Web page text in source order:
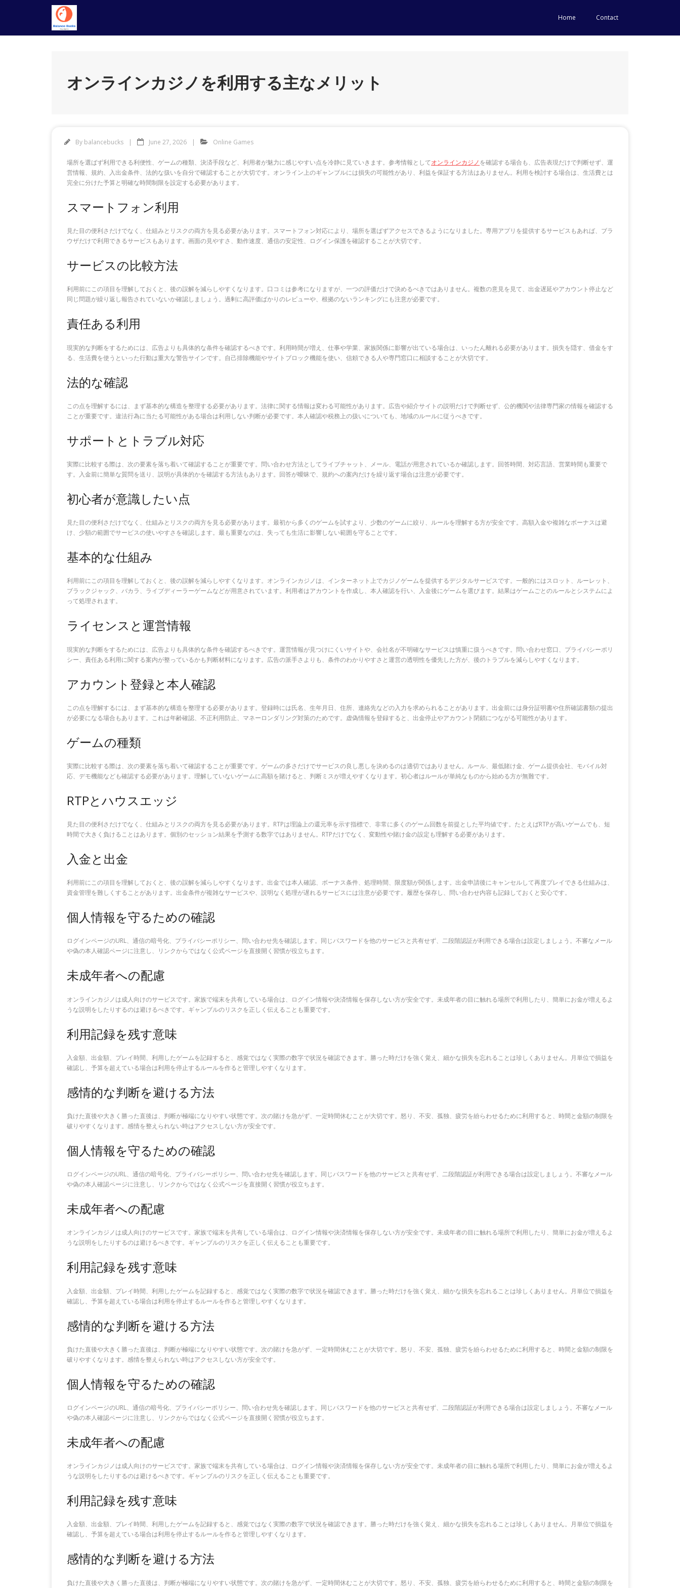
Home Contact
オンラインカジノを利用する主なメリット
By balancebucks June 27, 2026 Online Games
場所を選ばず利用できる利便性、ゲームの種類、決済手段など、利用者が魅力に感じやすい点を冷静に見ていきます。参考情報としてオンラインカジノを確認する場合も、広告表現だけで判断せず、運
営情報、規約、入出金条件、法的な扱いを自分で確認することが大切です。オンライン上のギャンブルには損失の可能性があり、利益を保証する方法はありません。利用を検討する場合は、生活費とは
完全に分けた予算と明確な時間制限を設定する必要があります。
スマートフォン利用
見た目の便利さだけでなく、仕組みとリスクの両方を見る必要があります。スマートフォン対応により、場所を選ばずアクセスできるようになりました。専用アプリを提供するサービスもあれば、ブラ
ウザだけで利用できるサービスもあります。画面の見やすさ、動作速度、通信の安定性、ログイン保護を確認することが大切です。
サービスの比較方法
利用前にこの項目を理解しておくと、後の誤解を減らしやすくなります。口コミは参考になりますが、一つの評価だけで決めるべきではありません。複数の意見を見て、出金遅延やアカウント停止など
同じ問題が繰り返し報告されていないか確認しましょう。過剰に高評価ばかりのレビューや、根拠のないランキングにも注意が必要です。
責任ある利用
現実的な判断をするためには、広告よりも具体的な条件を確認するべきです。利用時間が増え、仕事や学業、家族関係に影響が出ている場合は、いったん離れる必要があります。損失を隠す、借金をす
る、生活費を使うといった行動は重大な警告サインです。自己排除機能やサイトブロック機能を使い、信頼できる人や専門窓口に相談することが大切です。
法的な確認
この点を理解するには、まず基本的な構造を整理する必要があります。法律に関する情報は変わる可能性があります。広告や紹介サイトの説明だけで判断せず、公的機関や法律専門家の情報を確認する
ことが重要です。違法行為に当たる可能性がある場合は利用しない判断が必要です。本人確認や税務上の扱いについても、地域のルールに従うべきです。
サポートとトラブル対応
実際に比較する際は、次の要素を落ち着いて確認することが重要です。問い合わせ方法としてライブチャット、メール、電話が用意されているか確認します。回答時間、対応言語、営業時間も重要で
す。入金前に簡単な質問を送り、説明が具体的かを確認する方法もあります。回答が曖昧で、規約への案内だけを繰り返す場合は注意が必要です。
初心者が意識したい点
見た目の便利さだけでなく、仕組みとリスクの両方を見る必要があります。最初から多くのゲームを試すより、少数のゲームに絞り、ルールを理解する方が安全です。高額入金や複雑なボーナスは避
け、少額の範囲でサービスの使いやすさを確認します。最も重要なのは、失っても生活に影響しない範囲を守ることです。
基本的な仕組み
利用前にこの項目を理解しておくと、後の誤解を減らしやすくなります。オンラインカジノは、インターネット上でカジノゲームを提供するデジタルサービスです。一般的にはスロット、ルーレット、
ブラックジャック、バカラ、ライブディーラーゲームなどが用意されています。利用者はアカウントを作成し、本人確認を行い、入金後にゲームを選びます。結果はゲームごとのルールとシステムによ
って処理されます。
ライセンスと運営情報
現実的な判断をするためには、広告よりも具体的な条件を確認するべきです。運営情報が見つけにくいサイトや、会社名が不明確なサービスは慎重に扱うべきです。問い合わせ窓口、プライバシーポリ
シー、責任ある利用に関する案内が整っているかも判断材料になります。広告の派手さよりも、条件のわかりやすさと運営の透明性を優先した方が、後のトラブルを減らしやすくなります。
アカウント登録と本人確認
この点を理解するには、まず基本的な構造を整理する必要があります。登録時には氏名、生年月日、住所、連絡先などの入力を求められることがあります。出金前には身分証明書や住所確認書類の提出
が必要になる場合もあります。これは年齢確認、不正利用防止、マネーロンダリング対策のためです。虚偽情報を登録すると、出金停止やアカウント閉鎖につながる可能性があります。
ゲームの種類
実際に比較する際は、次の要素を落ち着いて確認することが重要です。ゲームの多さだけでサービスの良し悪しを決めるのは適切ではありません。ルール、最低賭け金、ゲーム提供会社、モバイル対
応、デモ機能なども確認する必要があります。理解していないゲームに高額を賭けると、判断ミスが増えやすくなります。初心者はルールが単純なものから始める方が無難です。
RTPとハウスエッジ
見た目の便利さだけでなく、仕組みとリスクの両方を見る必要があります。RTPは理論上の還元率を示す指標で、非常に多くのゲーム回数を前提とした平均値です。たとえばRTPが高いゲームでも、短
時間で大きく負けることはあります。個別のセッション結果を予測する数字ではありません。RTPだけでなく、変動性や賭け金の設定も理解する必要があります。
入金と出金
利用前にこの項目を理解しておくと、後の誤解を減らしやすくなります。出金では本人確認、ボーナス条件、処理時間、限度額が関係します。出金申請後にキャンセルして再度プレイできる仕組みは、
資金管理を難しくすることがあります。出金条件が複雑なサービスや、説明なく処理が遅れるサービスには注意が必要です。履歴を保存し、問い合わせ内容も記録しておくと安心です。
個人情報を守るための確認
ログインページのURL、通信の暗号化、プライバシーポリシー、問い合わせ先を確認します。同じパスワードを他のサービスと共有せず、二段階認証が利用できる場合は設定しましょう。不審なメール
や偽の本人確認ページに注意し、リンクからではなく公式ページを直接開く習慣が役立ちます。
未成年者への配慮
オンラインカジノは成人向けのサービスです。家族で端末を共有している場合は、ログイン情報や決済情報を保存しない方が安全です。未成年者の目に触れる場所で利用したり、簡単にお金が増えるよ
うな説明をしたりするのは避けるべきです。ギャンブルのリスクを正しく伝えることも重要です。
利用記録を残す意味
入金額、出金額、プレイ時間、利用したゲームを記録すると、感覚ではなく実際の数字で状況を確認できます。勝った時だけを強く覚え、細かな損失を忘れることは珍しくありません。月単位で損益を
確認し、予算を超えている場合は利用を停止するルールを作ると管理しやすくなります。
感情的な判断を避ける方法
負けた直後や大きく勝った直後は、判断が極端になりやすい状態です。次の賭けを急がず、一定時間休むことが大切です。怒り、不安、孤独、疲労を紛らわせるために利用すると、時間と金額の制限を
破りやすくなります。感情を整えられない時はアクセスしない方が安全です。
個人情報を守るための確認
ログインページのURL、通信の暗号化、プライバシーポリシー、問い合わせ先を確認します。同じパスワードを他のサービスと共有せず、二段階認証が利用できる場合は設定しましょう。不審なメール
や偽の本人確認ページに注意し、リンクからではなく公式ページを直接開く習慣が役立ちます。
未成年者への配慮
オンラインカジノは成人向けのサービスです。家族で端末を共有している場合は、ログイン情報や決済情報を保存しない方が安全です。未成年者の目に触れる場所で利用したり、簡単にお金が増えるよ
うな説明をしたりするのは避けるべきです。ギャンブルのリスクを正しく伝えることも重要です。
利用記録を残す意味
入金額、出金額、プレイ時間、利用したゲームを記録すると、感覚ではなく実際の数字で状況を確認できます。勝った時だけを強く覚え、細かな損失を忘れることは珍しくありません。月単位で損益を
確認し、予算を超えている場合は利用を停止するルールを作ると管理しやすくなります。
感情的な判断を避ける方法
負けた直後や大きく勝った直後は、判断が極端になりやすい状態です。次の賭けを急がず、一定時間休むことが大切です。怒り、不安、孤独、疲労を紛らわせるために利用すると、時間と金額の制限を
破りやすくなります。感情を整えられない時はアクセスしない方が安全です。
個人情報を守るための確認
ログインページのURL、通信の暗号化、プライバシーポリシー、問い合わせ先を確認します。同じパスワードを他のサービスと共有せず、二段階認証が利用できる場合は設定しましょう。不審なメール
や偽の本人確認ページに注意し、リンクからではなく公式ページを直接開く習慣が役立ちます。
未成年者への配慮
オンラインカジノは成人向けのサービスです。家族で端末を共有している場合は、ログイン情報や決済情報を保存しない方が安全です。未成年者の目に触れる場所で利用したり、簡単にお金が増えるよ
うな説明をしたりするのは避けるべきです。ギャンブルのリスクを正しく伝えることも重要です。
利用記録を残す意味
入金額、出金額、プレイ時間、利用したゲームを記録すると、感覚ではなく実際の数字で状況を確認できます。勝った時だけを強く覚え、細かな損失を忘れることは珍しくありません。月単位で損益を
確認し、予算を超えている場合は利用を停止するルールを作ると管理しやすくなります。
感情的な判断を避ける方法
負けた直後や大きく勝った直後は、判断が極端になりやすい状態です。次の賭けを急がず、一定時間休むことが大切です。怒り、不安、孤独、疲労を紛らわせるために利用すると、時間と金額の制限を